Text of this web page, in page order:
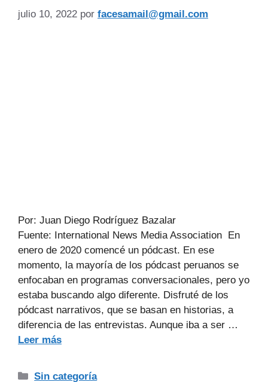
julio 10, 2022 por facesamail@gmail.com
Por: Juan Diego Rodríguez Bazalar
Fuente: International News Media Association En
enero de 2020 comencé un pódcast. En ese
momento, la mayoría de los pódcast peruanos se
enfocaban en programas conversacionales, pero yo
estaba buscando algo diferente. Disfruté de los
pódcast narrativos, que se basan en historias, a
diferencia de las entrevistas. Aunque iba a ser …
Leer más
Sin categoría